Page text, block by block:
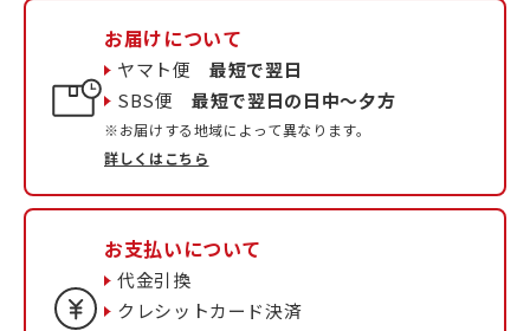
お届けについて
ヤマト便最短で翌日
SBS便最短で翌日の日中〜夕方
※お届けする地域によって異なります。
詳しくはこちら
お支払いについて
代金引換
クレシットカード決済